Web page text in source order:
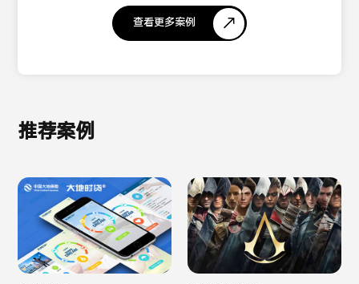
查看更多案例
推荐案例